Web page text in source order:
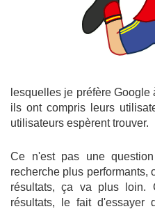
lesquelles je préfère
ils ont compris leurs
utilisateurs espèrent trouver.
Ce n'est pas une
recherche plus performants,
résultats, ça va plus loin.
résultats, le fait d'essayer